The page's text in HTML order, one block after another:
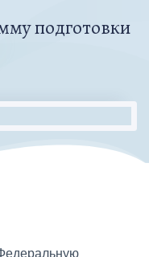
подготовки